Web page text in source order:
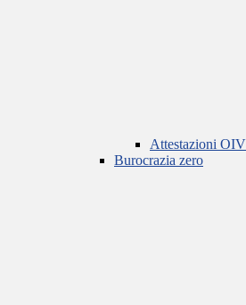
Attestazioni
Burocrazia zero